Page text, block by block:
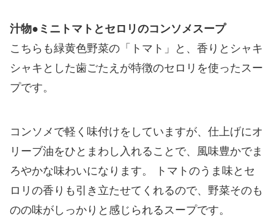
汁物●ミニトマトとセロリのコンソメスープ
こちらも緑黄色野菜の「トマト」と、香りとシャキ
シャキとした歯ごたえが特徴のセロリを使ったスー
プです。
コンソメで軽く味付けをしていますが、仕上げにオ
リーブ油をひとまわし入れることで、風味豊かでま
ろやかな味わいになります。 トマトのうま味とセ
ロリの香りも引き立たせてくれるので、野菜そのも
のの味がしっかりと感じられるスープです。